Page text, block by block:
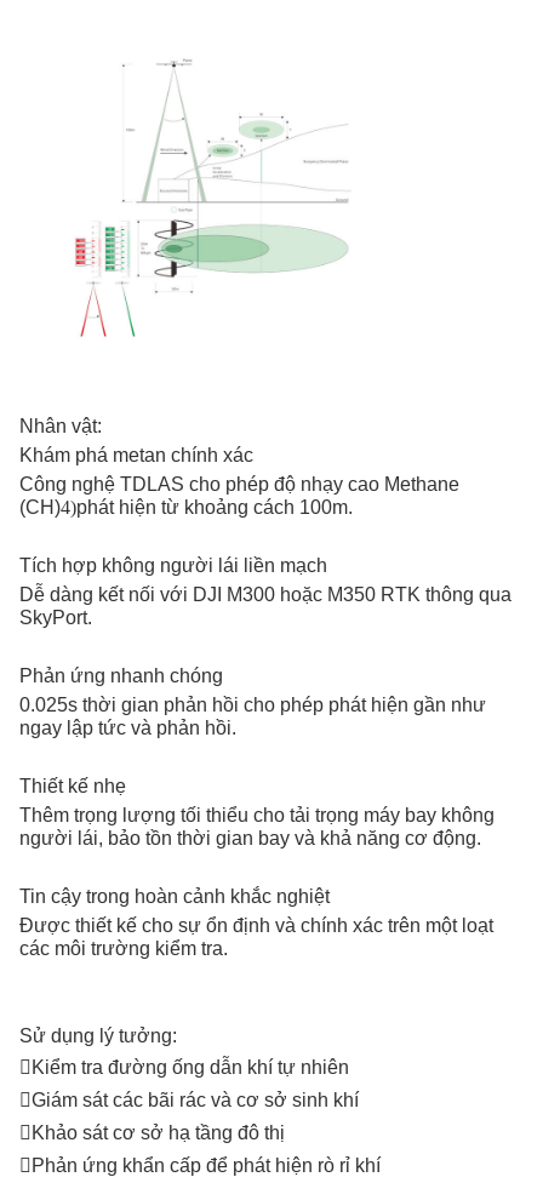
Nhân vật:
Khám phá metan chính xác
Công nghệ TDLAS cho phép độ nhạy cao Methane
(CH)4)phát hiện từ khoảng cách 100m.
Tích hợp không người lái liền mạch
Dễ dàng kết nối với DJI M300 hoặc M350 RTK thông qua
SkyPort.
Phản ứng nhanh chóng
0.025s thời gian phản hồi cho phép phát hiện gần như
ngay lập tức và phản hồi.
Thiết kế nhẹ
Thêm trọng lượng tối thiểu cho tải trọng máy bay không
người lái, bảo tồn thời gian bay và khả năng cơ động.
Tin cậy trong hoàn cảnh khắc nghiệt
Được thiết kế cho sự ổn định và chính xác trên một loạt
các môi trường kiểm tra.
Sử dụng lý tưởng:
Kiểm tra đường ống dẫn khí tự nhiên
Giám sát các bãi rác và cơ sở sinh khí
Khảo sát cơ sở hạ tầng đô thị
Phản ứng khẩn cấp để phát hiện rò rỉ khí